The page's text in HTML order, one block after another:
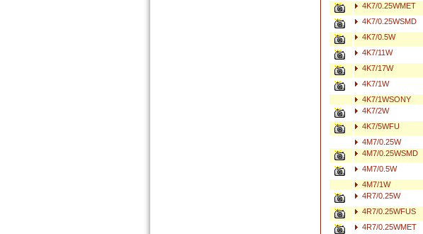
4K7/0.25WMET
4K7/0.25WSMD
4K7/0.5W
4K7/11W
4K7/17W
4K7/1W
4K7/1WSONY
4K7/2W
4K7/5WFU
4M7/0.25W
4M7/0.25WSMD
4M7/0.5W
4M7/1W
4R7/0.25W
4R7/0.25WFUS
4R7/0.25WMET